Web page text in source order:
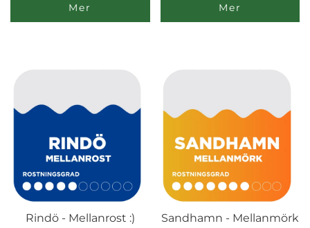
Mer Mer
Rindö - Mellanrost :)
Sandhamn - Mellanmörk